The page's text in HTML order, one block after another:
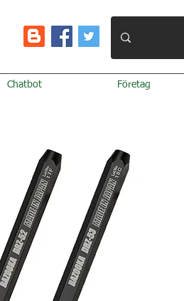
Chatbot Företag